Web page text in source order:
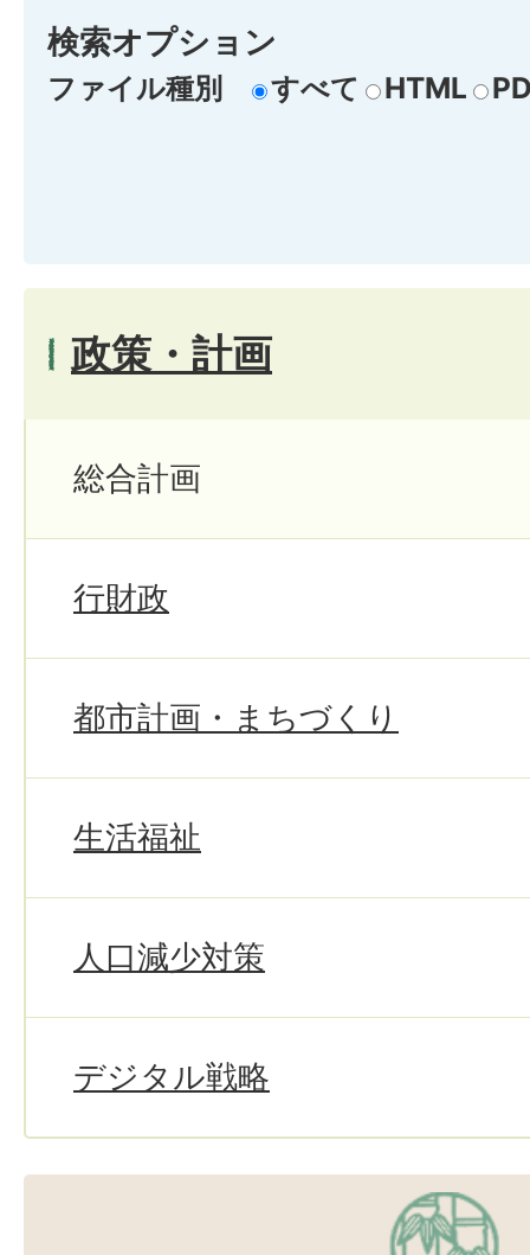
検索オプション
ファイル種別 すべて HTML
政策・計画
総合計画
行財政
都市計画・まちづくり
生活福祉
人口減少対策
デジタル戦略